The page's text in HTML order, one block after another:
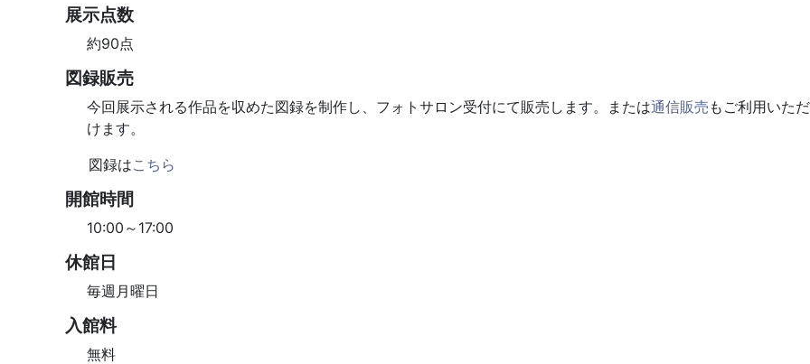
展示点数
約90点
図録販売
今回展示される作品を収めた図録を制作し、フォトサロン受付にて販売します。または通信販売 もご利用いただ
けます。
図録はこちら
開館時間
10:00～17:00
休館日
毎週月曜日
入館料
無料